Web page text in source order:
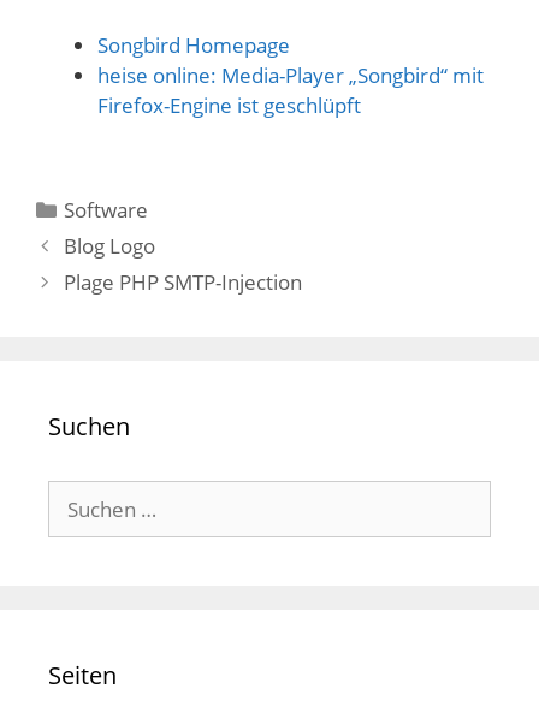
Songbird Homepage
heise online: Media-Player „Songbird“ mit
Firefox-Engine ist geschlüpft
Kategorien
Software
Blog Logo
Plage PHP SMTP-Injection
Suchen
nach:
Seiten